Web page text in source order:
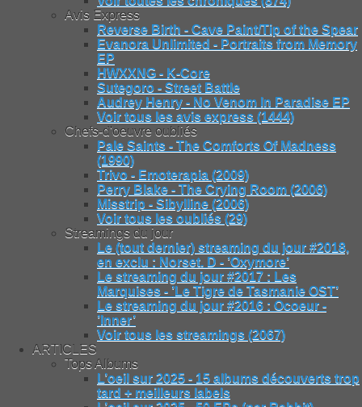
Avis Express
Reverse Birth - Cave Paint/Tip of the Spear
Evanora Unlimited - Portraits from Memory
EP
HWXXNG - K-Core
Sutegoro - Street Battle
Audrey Henry - No Venom In Paradise EP
Voir tous les avis express (1444)
Chefs-d'oeuvre oubliés
Pale Saints - The Comforts Of Madness
(1990)
Trivo - Emoterapia (2009)
Perry Blake - The Crying Room (2006)
Misstrip - Sibylline (2006)
Voir tous les oubliés (29)
Streamings du jour
Le (tout dernier) streaming du jour #2018,
en exclu : Norset. D - ’Oxymore’
Le streaming du jour #2017 : Les
Marquises - ’Le Tigre de Tasmanie OST’
Le streaming du jour #2016 : Ocoeur -
’Inner’
Voir tous les streamings (2067)
ARTICLES
Tops Albums
L’oeil sur 2025 - 15 albums découverts trop
tard + meilleurs labels